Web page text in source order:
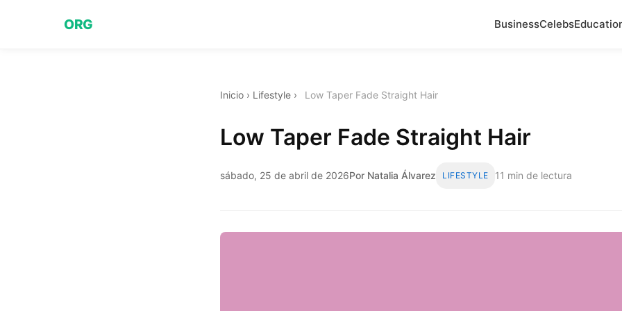
ORG BusinessCelebs
Inicio › Lifestyle › Low Taper Fade Straight Hair
Low Taper Fade Straight Hair
sábado, 25 de abril de 2026Por Natalia Álvarez LIFESTYLE 11 min de lectura